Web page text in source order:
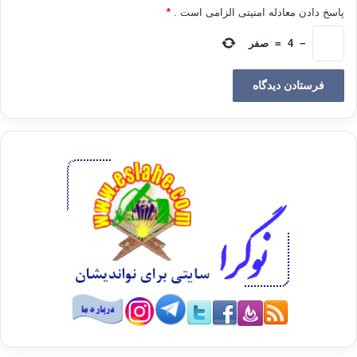
کسی که شهوت و لذت جنسی به همه ی جاذبه هایش به سویش
شتافت ولی او دلیرانه از آن سر باز زد در حالی که اگر ایمانش
سست بود همه ی عوامل برای پذیرفتن آن برایش آماده بود .
گردد .زنی هم که او را به خود فرا خوانده است زنی فاسد و خیابانی
نیست بلکه زنی است صاحب مقام و زیبای .او همسر چیره ی پادشاه
است و یوسف خدمتگذار ساکن در خانه ی او است .
این یک فتنه ی عارضی و لحظه ای نبود که یوسف بدان دچار شده
بود بلکه فتنه ای همیشگی که هر صبح و شب و وقت و بی وقت در
معرض آن بود در معرض آن بود در معرض آن بود ؛ علاوه بر این این
زن پادشاه است که او را به خود خوانده است و خواسته اش را در
ابتدا با اشاره و کنایه ابراز نکرد بلکه از آغاز آشکارا به او گفت «هیت
لک :»پیش آی اما یوسف صراحتا از این عمل ابراز بیزاری و انزجار
پاسخ دادن معادله امنیتی الزامی است . *
−
4
= صفر